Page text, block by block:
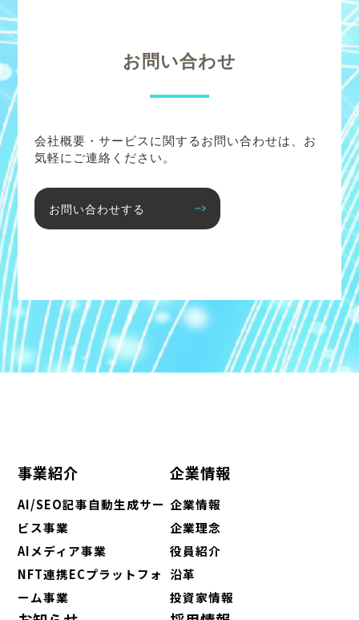
お問い合わせ
会社概要・サービスに関するお問い合わせは、お
気軽にご連絡ください。
お問い合わせする
事業紹介
AI/SEO記事自動生成サー
ビス事業
AIメディア事業
NFT連携ECプラットフォ
ーム事業
企業情報
企業情報
企業理念
役員紹介
沿革
投資家情報